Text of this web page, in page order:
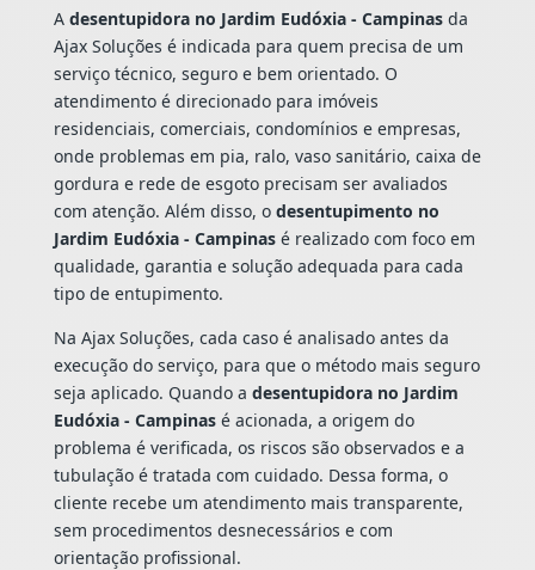
A desentupidora no Jardim Eudóxia - Campinasda
Ajax Soluções é indicada para quem precisa de um
serviço técnico, seguro e bem orientado. O
atendimento é direcionado para imóveis
residenciais, comerciais, condomínios e empresas,
onde problemas em pia, ralo, vaso sanitário, caixa de
gordura e rede de esgoto precisam ser avaliados
com atenção. Além disso, o desentupimento no
Jardim Eudóxia - Campinasé realizado com foco em
qualidade, garantia e solução adequada para cada
tipo de entupimento.
Na Ajax Soluções, cada caso é analisado antes da
execução do serviço, para que o método mais seguro
seja aplicado. Quando a desentupidora no Jardim
Eudóxia - Campinasé acionada, a origem do
problema é verificada, os riscos são observados e a
tubulação é tratada com cuidado. Dessa forma, o
cliente recebe um atendimento mais transparente,
sem procedimentos desnecessários e com
orientação profissional.